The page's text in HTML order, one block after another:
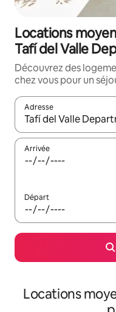
Locations
Tafí del Valle
Découvrez des
chez vous pour un
Adresse
Lorsque les résultats
Arrivée
Départ
Locations